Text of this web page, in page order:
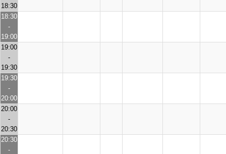
18:30
18:30
-
19:00
19:00
-
19:30
19:30
-
20:00
20:00
-
20:30
20:30
-